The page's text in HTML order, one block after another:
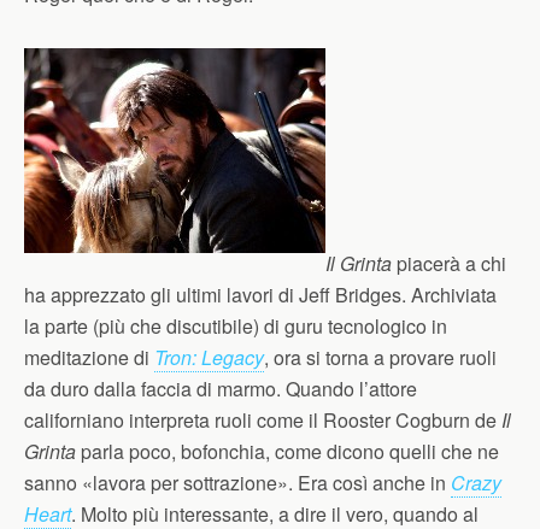
Il Grinta piacerà a chi
ha apprezzato gli ultimi lavori di Jeff Bridges. Archiviata
la parte (più che discutibile) di guru tecnologico in
meditazione di Tron: Legacy, ora si torna a provare ruoli
da duro dalla faccia di marmo. Quando l’attore
californiano interpreta ruoli come il Rooster Cogburn de Il
Grinta parla poco, bofonchia, come dicono quelli che ne
sanno «lavora per sottrazione». Era così anche in Crazy
Heart. Molto più interessante, a dire il vero, quando al